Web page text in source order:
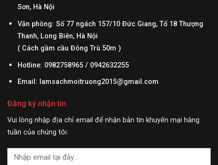
Sơn, Hà Nội
Văn phòng: Số 77 ngách 157/10 Đức Giang, Tổ 18 Thượng
Thanh, Long Biên, Hà Nội
( Cách gầm cầu Đông Trù 50m )
Hotline: 0982758965 / 0942632255
Email: lamsachmoitruong2015@gmail.com
Đăng ký nhận tin
Vui lòng nhập địa chỉ email để nhận bản tin khuyến mại hàng
tuần của chúng tôi: